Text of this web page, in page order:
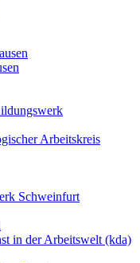
Arbeitskreis
Schweinfurt
in der Arbeitswelt (kda)